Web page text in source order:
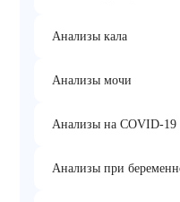
Анализы кала
Анализы мочи
Анализы на COVID-19
Анализы при